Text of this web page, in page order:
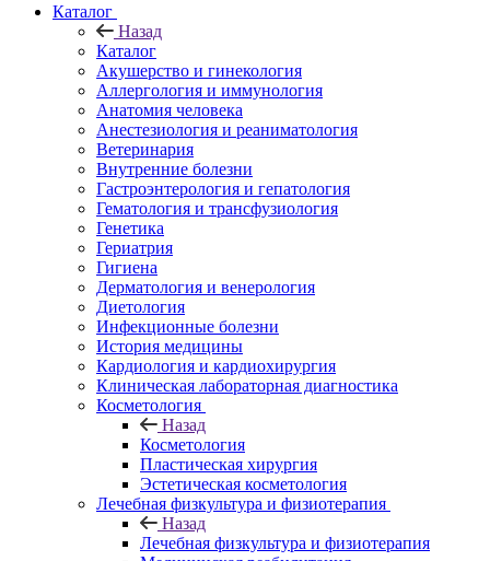
Каталог
Назад
Каталог
Акушерство и гинекология
Аллергология и иммунология
Анатомия человека
Анестезиология и реаниматология
Ветеринария
Внутренние болезни
Гастроэнтерология и гепатология
Гематология и трансфузиология
Генетика
Гериатрия
Гигиена
Дерматология и венерология
Диетология
Инфекционные болезни
История медицины
Кардиология и кардиохирургия
Клиническая лабораторная диагностика
Косметология
Назад
Косметология
Пластическая хирургия
Эстетическая косметология
Лечебная физкультура и физиотерапия
Назад
Лечебная физкультура и физиотерапия